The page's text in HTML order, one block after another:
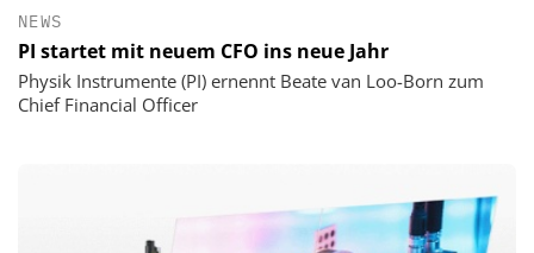
NEWS
PI startet mit neuem CFO ins neue Jahr
Physik Instrumente (PI) ernennt Beate van Loo-Born zum
Chief Financial Officer